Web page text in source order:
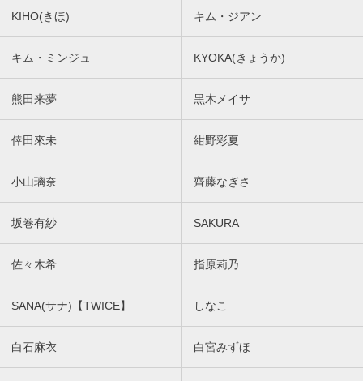
KIHO(きほ) キム・ジアン
キム・ミンジュ KYOKA(きょうか)
熊田来夢 黒木メイサ
倖田來未 紺野彩夏
小山璃奈 齊藤なぎさ
坂巻有紗 SAKURA
佐々木希 指原莉乃
SANA(サナ)【TWICE】 しなこ
白石麻衣 白宮みずほ